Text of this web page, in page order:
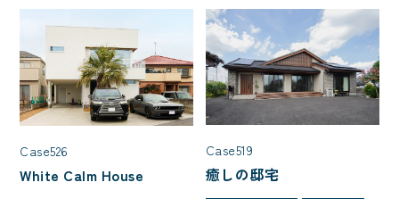
Case526
White Calm House
Case519
癒しの邸宅
入居人数
3人家族(子ども1人)
4人家族(子ども2人)
5人以上
夫婦2人暮らし